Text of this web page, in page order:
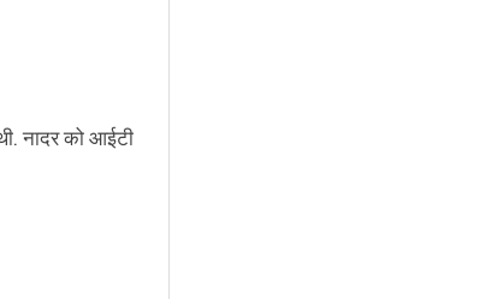
नादर को आईटी